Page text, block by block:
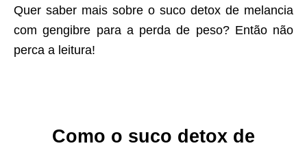
Quer saber mais sobre o suco detox de melancia
com gengibre para a perda de peso? Então não
perca a leitura!
Como o suco detox de